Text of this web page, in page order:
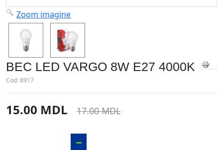
Zoom imagine
BEC LED VARGO 8W E27 4000K
Cod:8917
15.00 MDL 17.00 MDL